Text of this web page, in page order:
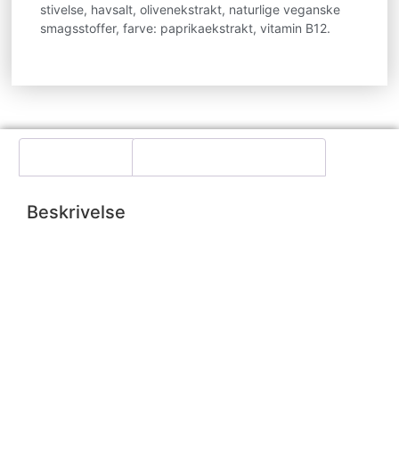
stivelse, havsalt, olivenekstrakt, naturlige veganske
smagsstoffer, farve: paprikaekstrakt, vitamin B12.
Beskrivelse